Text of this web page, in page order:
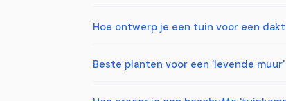
Hoe ontwerp je een tuin voor een
Beste planten voor een 'levende